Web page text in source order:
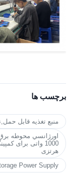
برچسب ها
منبع تغذیه قابل
هرتزی
Power Supply